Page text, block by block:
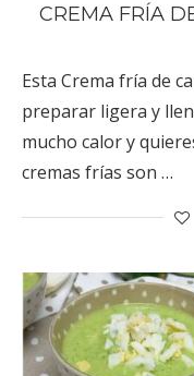
CREMA FRÍA
Esta Crema fría de
preparar ligera y
mucho calor y
cremas frías son …